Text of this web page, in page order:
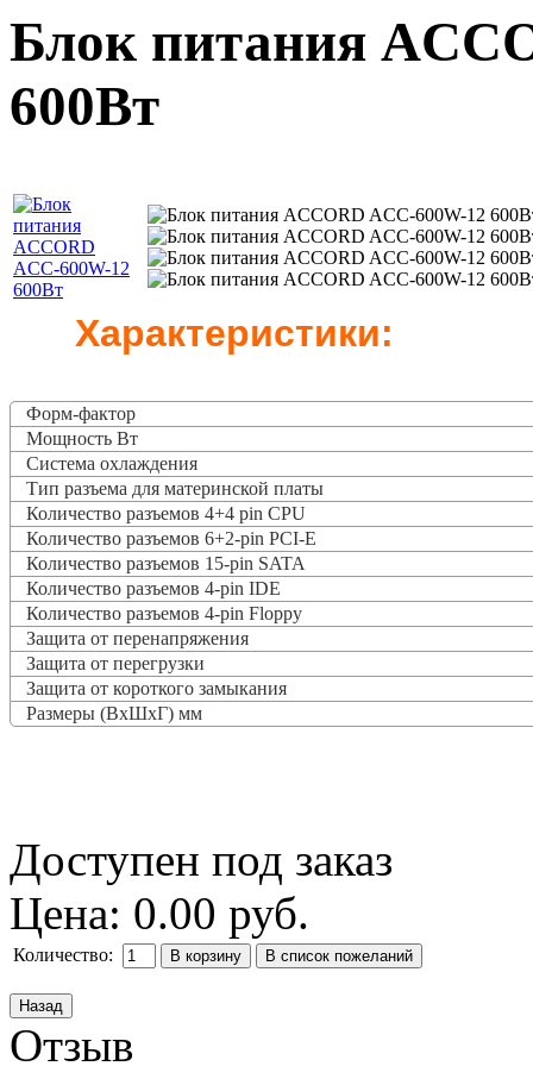
Блок питания
600Вт
Характеристики:
Форм-фактор
Мощность Вт
Система охлаждения
Тип разъема для материнской платы
Количество разъемов 4+4 pin CPU
Количество разъемов 6+2-pin PCI-E
Количество разъемов 15-pin SATA
Количество разъемов 4-pin IDE
Количество разъемов 4-pin Floppy
Защита от перенапряжения
Защита от перегрузки
Защита от короткого замыкания
Размеры (ВxШxГ) мм
Доступен под заказ
Цена: 0.00 руб.
Количество:
Отзыв